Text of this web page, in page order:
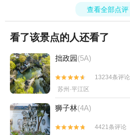
查看全部点评
看了该景点的人还看了
拙政园(5A)


13234条评论
苏州·平江区
狮子林(4A)


4421条评论